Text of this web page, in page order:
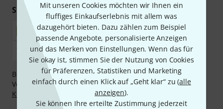
Mit unseren Cookies möchten wir Ihnen ein
fluffiges Einkaufserlebnis mit allem was
dazugehört bieten. Dazu zählen zum Beispiel
passende Angebote, personalisierte Anzeigen
und das Merken von Einstellungen. Wenn das für
Sie okay ist, stimmen Sie der Nutzung von Cookies
für Präferenzen, Statistiken und Marketing
einfach durch einen Klick auf „Geht klar“ zu (alle
anzeigen).
Sie können Ihre erteilte Zustimmung jederzeit
Sicher einkaufen & bezahlen
Bezahlen Sie vertraulich und sicher per Nachnahme,
Vorkasse, PayPal, Amazon Pay,Klarna Sofort bezahlen
Klarna Ratenzahlung
oder Kreditkarte.